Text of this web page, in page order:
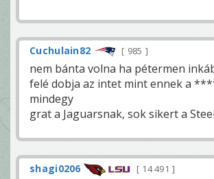
Cuchulain82 985
nem bánta volna ha pétermen
felé dobja az intet mint ennek a
mindegy
grat a Jaguarsnak, sok sikert a
shagi0206
14 491